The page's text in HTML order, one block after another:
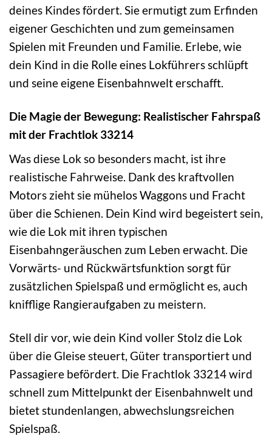
deines Kindes fördert. Sie ermutigt zum Erfinden
eigener Geschichten und zum gemeinsamen
Spielen mit Freunden und Familie. Erlebe, wie
dein Kind in die Rolle eines Lokführers schlüpft
und seine eigene Eisenbahnwelt erschafft.
Die Magie der Bewegung: Realistischer Fahrspaß
mit der Frachtlok 33214
Was diese Lok so besonders macht, ist ihre
realistische Fahrweise. Dank des kraftvollen
Motors zieht sie mühelos Waggons und Fracht
über die Schienen. Dein Kind wird begeistert sein,
wie die Lok mit ihren typischen
Eisenbahngeräuschen zum Leben erwacht. Die
Vorwärts- und Rückwärtsfunktion sorgt für
zusätzlichen Spielspaß und ermöglicht es, auch
knifflige Rangieraufgaben zu meistern.
Stell dir vor, wie dein Kind voller Stolz die Lok
über die Gleise steuert, Güter transportiert und
Passagiere befördert. Die Frachtlok 33214 wird
schnell zum Mittelpunkt der Eisenbahnwelt und
bietet stundenlangen, abwechslungsreichen
Spielspaß.